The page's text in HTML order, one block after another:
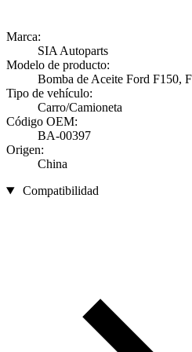
Marca:
SIA Autoparts
Modelo de producto:
Bomba de Aceite Ford F150,
Tipo de vehículo:
Carro/Camioneta
Código OEM:
BA-00397
Origen:
China
Compatibilidad